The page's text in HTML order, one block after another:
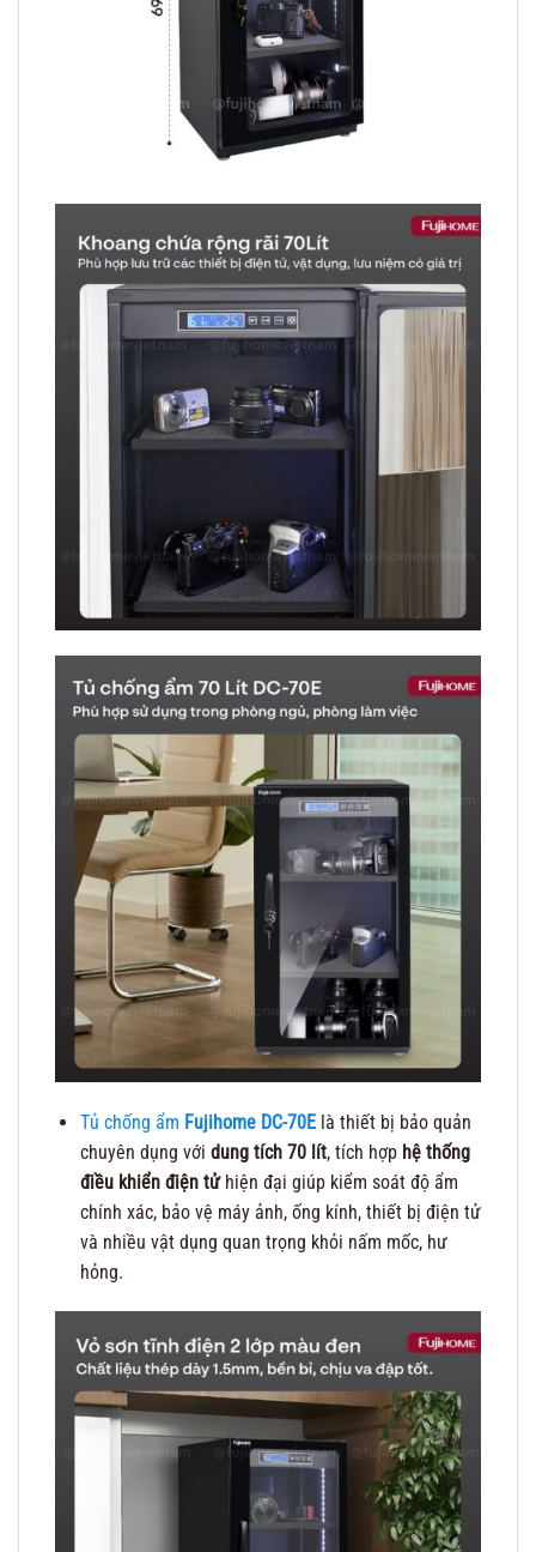
Tủ chống ẩm Fujihome DC-70Elà thiết bị bảo quản
chuyên dụng với dung tích 70 lít, tích hợp hệ thống
điều khiển điện tửhiện đại giúp kiểm soát độ ẩm
chính xác, bảo vệ máy ảnh, ống kính, thiết bị điện tử
và nhiều vật dụng quan trọng khỏi nấm mốc, hư
hỏng.